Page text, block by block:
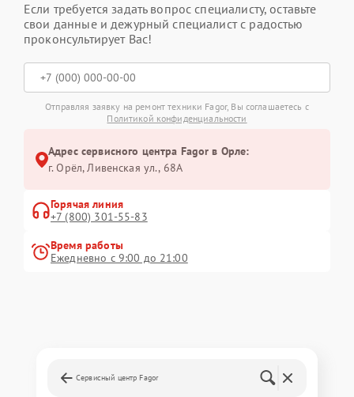
Если требуется задать вопрос специалисту, оставьте
свои данные и дежурный специалист с радостью
проконсультирует Вас!
Отправляя заявку на ремонт техники Fagor, Вы соглашаетесь с
Политикой конфиденциальности
Адрес сервисного центра Fagor в Орле:
г. Орёл, Ливенская ул., 68А
Горячая линия
+7 (800) 301-55-83
Время работы
Ежедневно с 9:00 до 21:00
Сервисный центр Fagor